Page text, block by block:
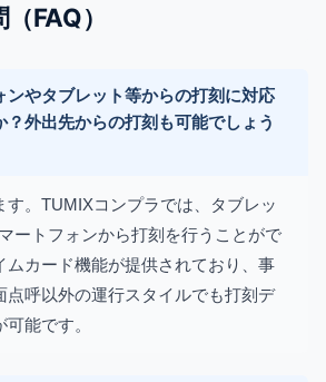
FAQ）
ンやタブレット等からの打刻に対応
？外出先からの打刻も可能でしょう
す。TUMIXコンプラでは、タブレッ
ートフォンから打刻を行うことがで
ムカード機能が提供されており、事
点呼以外の運行スタイルでも打刻デ
能です。